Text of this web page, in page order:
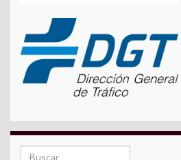
Search for: